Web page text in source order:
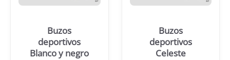
Buzos
deportivos
Blanco y negro
Buzos
deportivos
Celeste